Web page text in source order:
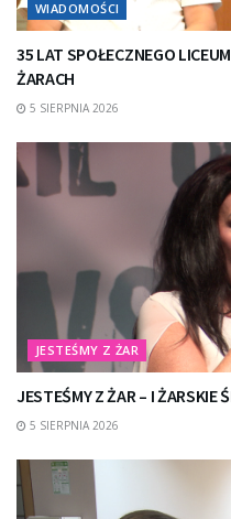
WIADOMOŚCI
35 LAT SPOŁECZNEGO
ŻARACH
5 SIERPNIA 2026
JESTEŚMY Z ŻAR
JESTEŚMY Z ŻAR – I ŻARSKIE
5 SIERPNIA 2026